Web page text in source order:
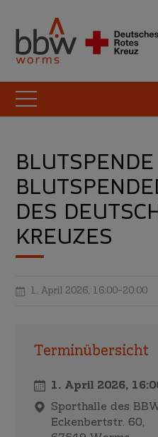
DES
KREUZES
1. April 2026, 16:00–20:00
Terminübersicht
1. April 2026,
Sporthalle des
Eckenbertstr. 60,